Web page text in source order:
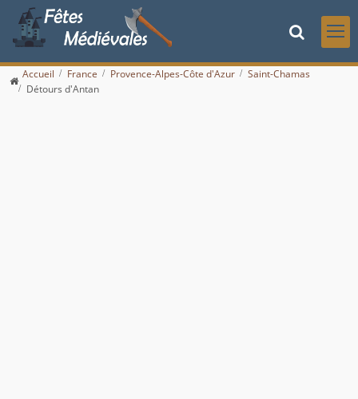
Accueil France Provence-Alpes-Côte d'Azur
Saint-Chamas
Détours d'Antan